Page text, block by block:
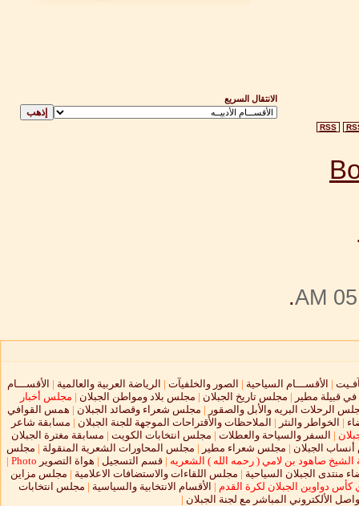
الانتقال السريع
RSS
.
| الأقســـام السياحية | الصور والخلفيآت | الرياضة العربية والعالمية | الأقســـام
في قبيلة مطير | مجلس تاريخ الجبلان | مجلس بلاد ومواطن الجبلان | مجلس أخبار
الرحلات البريه والأبل والصقور | مجلس شعراء وقصائد الجبلان | همس القوافي
| الخواطر والنثر | الملاحظات والأقتراحات الموجهة للجنة الجبلان | مسابقة شاعر
| السفر والسياحة والعطلات | مجلس انتخابات الكويت | مسابقة مغترة الجبلان
الجبلان | مجلس شعراء مطير | مجلس المحاورات الشعرية المنقولة | مجلس
الشيخ صاهود بن لامي ( رحمه الله ) الشعريه | قسم التسجيل | هواة التصوير Photo
|
منتدى الجبلان السياحية | مجلس اللقاءات والاستضافات الاعلامية | مجلس مزاين
كأس دواوين الجبلان لكرة القدم | الأقسام الانتخابية والسياسية | مجلس انتخابات
الألكتروني المباشر مع لجنة الجبلان |